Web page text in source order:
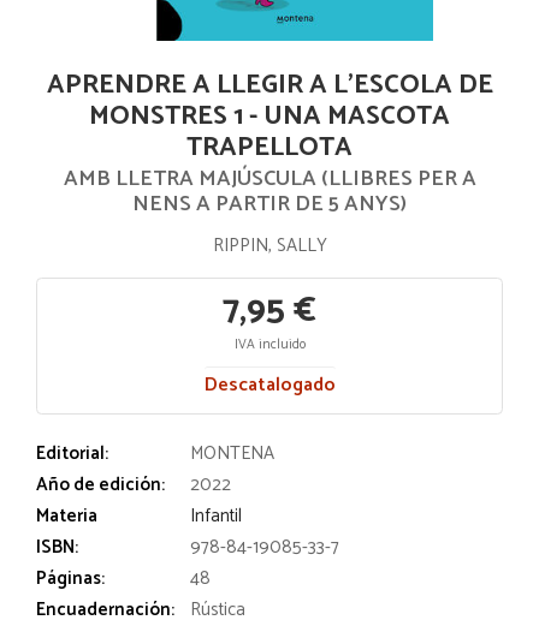
APRENDRE A LLEGIR A L'ESCOLA DE
MONSTRES 1 - UNA MASCOTA
TRAPELLOTA
AMB LLETRA MAJÚSCULA (LLIBRES PER A
NENS A PARTIR DE 5 ANYS)
RIPPIN, SALLY
7,95 €
IVA incluido
Descatalogado
Editorial:
MONTENA
Año de edición:
2022
Materia
Infantil
ISBN:
978-84-19085-33-7
Páginas:
48
Encuadernación: Rústica